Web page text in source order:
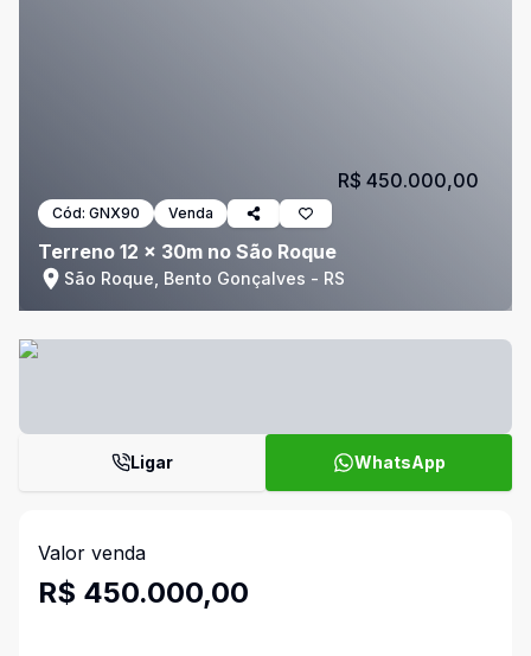
Cód: GNX90 Venda
Terreno 12 x 30m no São Roque
São Roque, Bento Gonçalves - RS
R$ 450.000,00
Ligar WhatsApp
Valor venda
R$ 450.000,00